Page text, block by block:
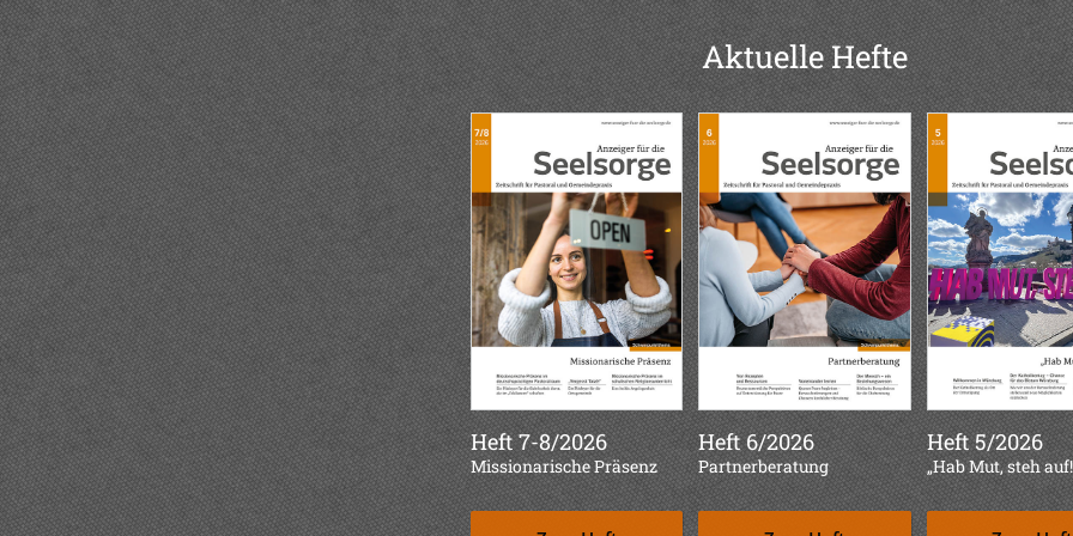
Aktuelle Hefte
Heft 7-8/2026
:
Missionarische Präsenz
Heft 6/2026
:
Partnerberatung
Heft 5/2026
:
„Hab Mut, steh